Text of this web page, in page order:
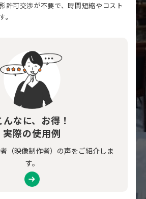
許可交渉が不要で、時間短縮やコスト
んなに、お得！
実際の使用例
（映像制作者）の声をご紹介しま
す。